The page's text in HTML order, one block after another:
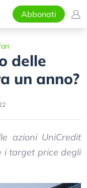
Abbonati
delle
un anno?
azioni UniCredit
i target price degli